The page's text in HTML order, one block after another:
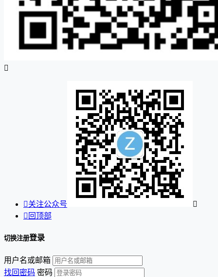

关注公众号

 回顶部
切换注册登录
用户名或邮箱
找回密码 密码